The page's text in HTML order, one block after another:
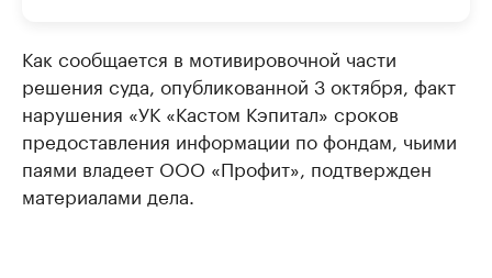
Как сообщается в мотивировочной части
решения суда, опубликованной 3 октября, факт
нарушения «УК «Кастом Кэпитал» сроков
предоставления информации по фондам, ​чьими
паями владеет ООО «Профит», подтвержден
материалами дела.